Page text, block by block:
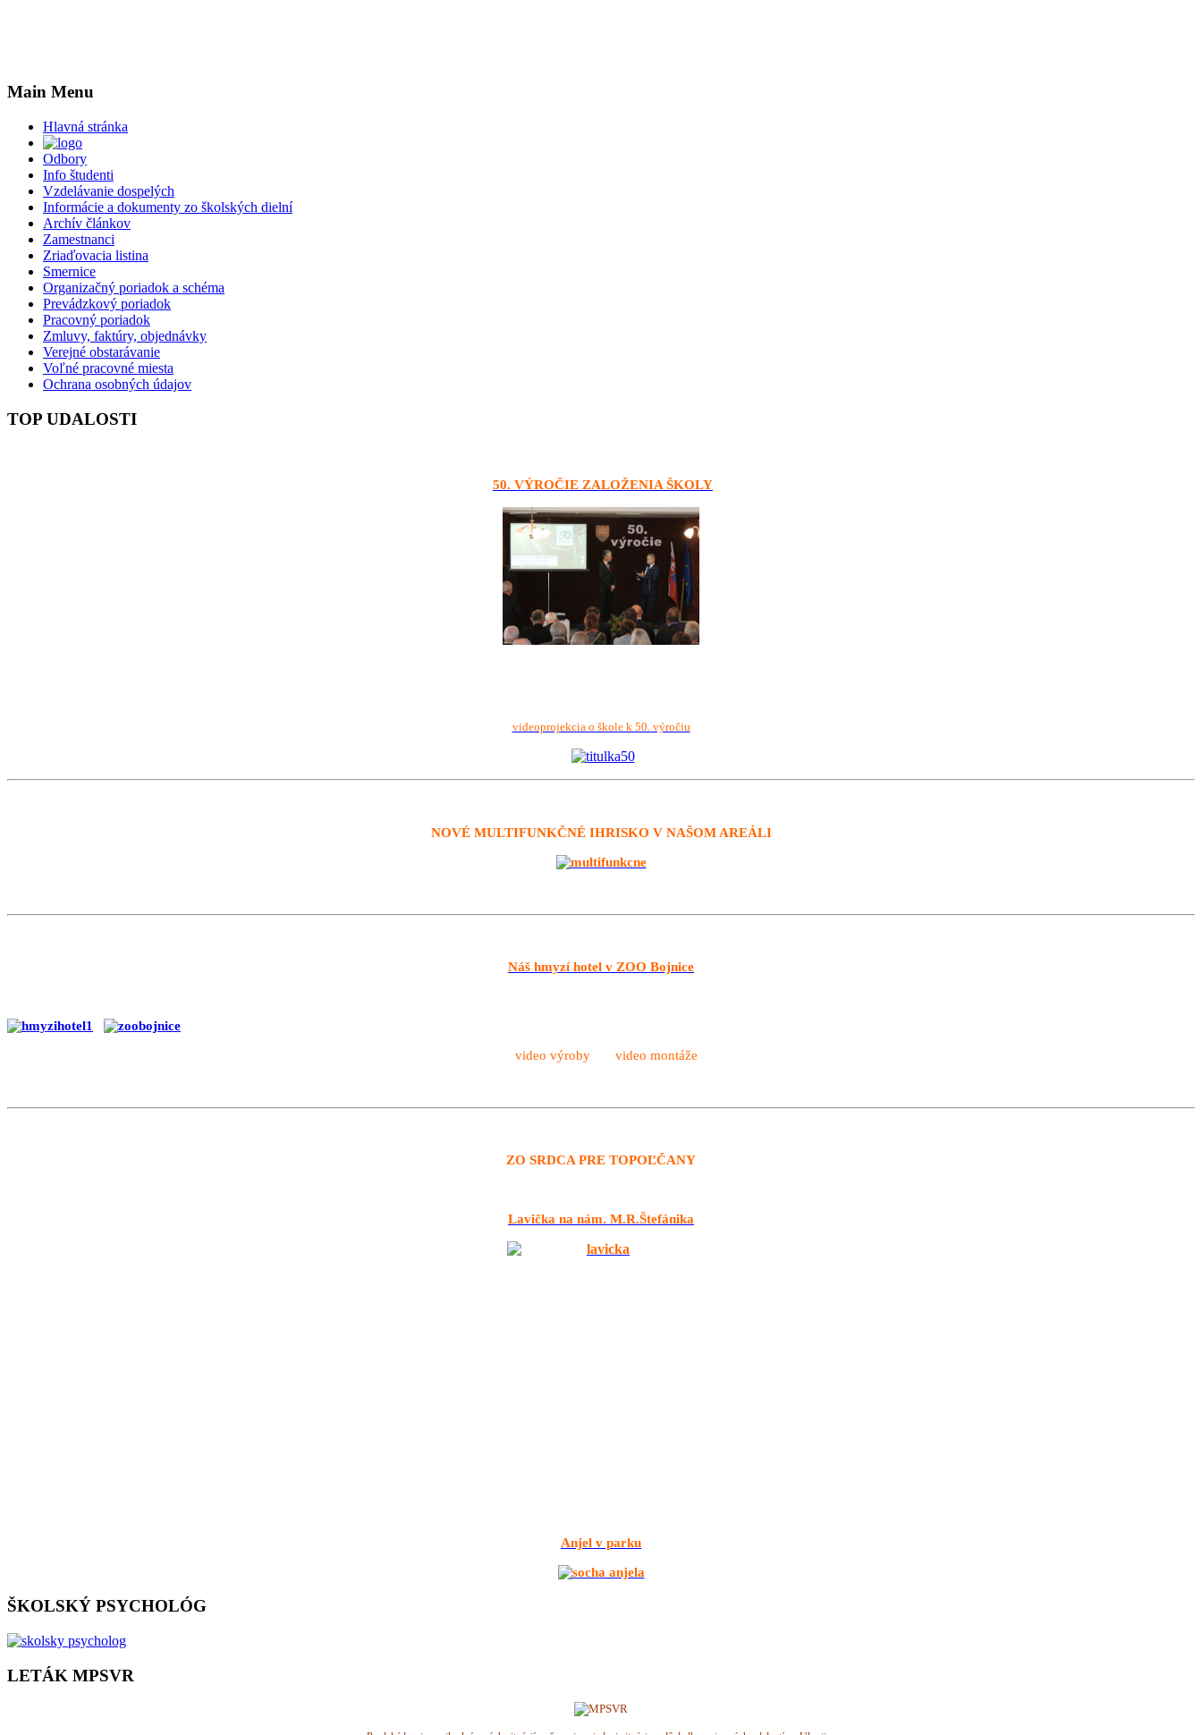
Main Menu
Hlavná stránka
Odbory
Info študenti
Vzdelávanie dospelých
Informácie a dokumenty zo školských dielní
Archív článkov
Zamestnanci
Zriaďovacia listina
Smernice
Organizačný poriadok a schéma
Prevádzkový poriadok
Pracovný poriadok
Zmluvy, faktúry, objednávky
Verejné obstarávanie
Voľné pracovné miesta
Ochrana osobných údajov
TOP UDALOSTI
50. VÝROČIE ZALOŽENIA ŠKOLY
videoprojekcia o škole k 50. výročiu
NOVÉ MULTIFUNKČNÉ IHRISKO V NAŠOM AREÁLI
Náš hmyzí hotel v ZOO Bojnice
video výroby video montáže
ZO SRDCA PRE TOPOĽČANY
Lavička na nám. M.R.Štefánika
Anjel v parku
ŠKOLSKÝ PSYCHOLÓG
LETÁK MPSVR